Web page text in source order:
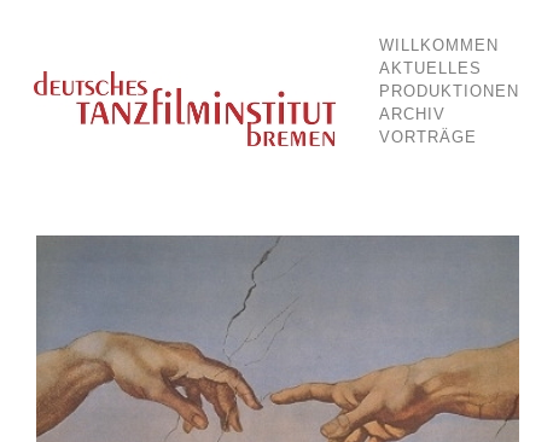
Deutsches Tanzfilminstitut Bremen
WILLKOMMEN
AKTUELLES
PRODUKTIONEN
ARCHIV
VORTRÄGE